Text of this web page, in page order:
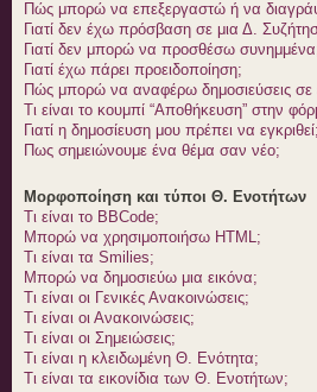
Πώς μπορώ να επεξεργαστώ ή να
Γιατί δεν έχω πρόσβαση σε μια Δ.
Γιατί δεν μπορώ να προσθέσω
Γιατί έχω πάρει προειδοποίηση;
Πώς μπορώ να αναφέρω δημοσιεύσεις σε
Τι είναι το κουμπί “Αποθήκευση” στην
Γιατί η δημοσίευση μου πρέπει να εγκριθεί;
Πως σημειώνουμε ένα θέμα σαν νέο;
Μορφοποίηση και τύποι Θ. Ενοτήτων
Τι είναι το BBCode;
Μπορώ να χρησιμοποιήσω HTML;
Τι είναι τα Smilies;
Μπορώ να δημοσιεύω μια εικόνα;
Τι είναι οι Γενικές Ανακοινώσεις;
Τι είναι οι Ανακοινώσεις;
Τι είναι οι Σημειώσεις;
Τι είναι η κλειδωμένη Θ. Ενότητα;
Τι είναι τα εικονίδια των Θ. Ενοτήτων;